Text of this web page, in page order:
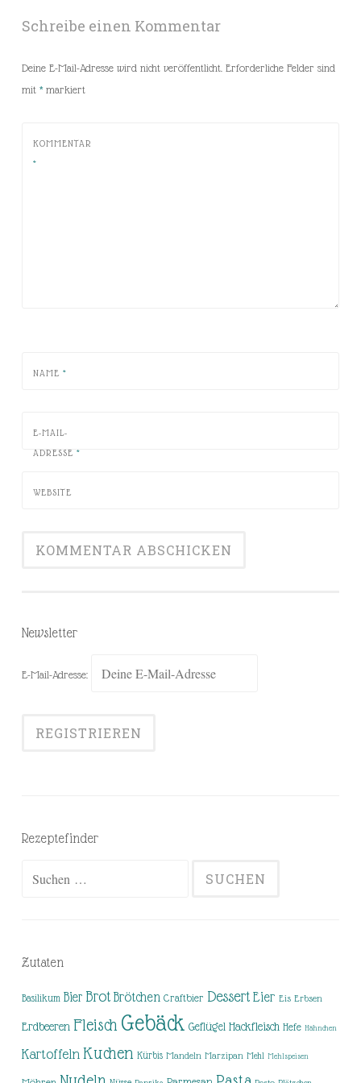
Schreibe einen Kommentar
Deine E-Mail-Adresse wird nicht veröffentlicht. Erforderliche Felder sind
mit *markiert
KOMMENTAR
*
NAME *
E-MAIL-
ADRESSE *
WEBSITE
Newsletter
E-Mail-Adresse:
Rezeptefinder
Zutaten
Basilikum Bier Brot Brötchen Craftbier Dessert Eier Eis Erbsen
Erdbeeren Fleisch Gebäck Geflügel Hackfleisch Hefe Hähnchen
Kartoffeln Kuchen Kürbis Mandeln Marzipan Mehl Mehlspeisen